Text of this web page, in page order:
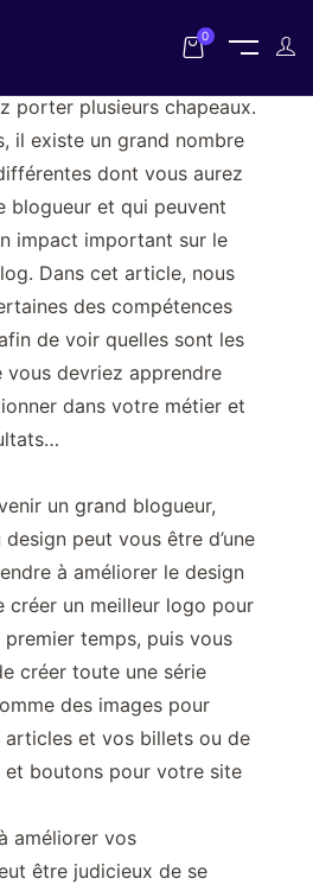
0
un blogueur de haut
porter plusieurs chapeaux.
il existe un grand nombre
dont vous aurez
blogueur et qui peuvent
impact important sur le
Dans cet article, nous
des compétences
de voir quelles sont les
vous devriez apprendre
dans votre métier et
un grand blogueur,
design peut vous être d’une
à améliorer le design
créer un meilleur logo pour
temps, puis vous
créer toute une série
des images pour
et vos billets ou de
et boutons pour votre site
améliorer vos
être judicieux de se